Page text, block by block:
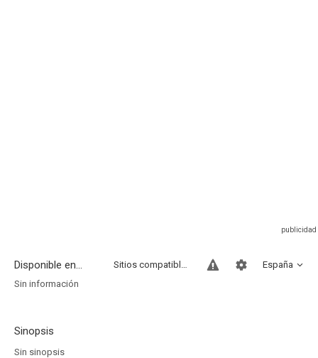
Disponible en... España
Sitios compatibles
Sin información
Sinopsis
Sin sinopsis